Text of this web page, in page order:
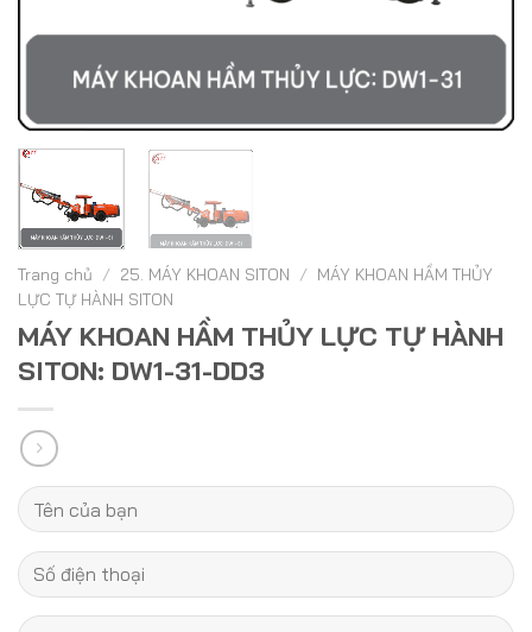
Trang chủ / 25. MÁY KHOAN SITON / MÁY KHOAN HẦM THỦY
LỰC TỰ HÀNH SITON
MÁY KHOAN HẦM THỦY LỰC TỰ HÀNH
SITON: DW1-31-DD3